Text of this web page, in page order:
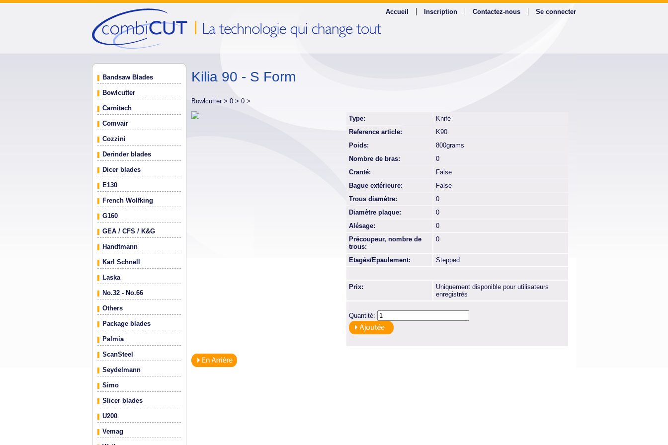
Se connecter
Contactez-nous
Inscription
Accueil
Bandsaw Blades
Bowlcutter
Carnitech
Comvair
Cozzini
Derinder blades
Dicer blades
E130
French Wolfking
G160
GEA / CFS / K&G
Handtmann
Karl Schnell
Laska
No.32 - No.66
Others
Package blades
Palmia
ScanSteel
Seydelmann
Simo
Slicer blades
U200
Vemag
Kilia 90 - S Form
Bowlcutter > 0 > 0 >
Type:
Knife
Reference article:
K90
Poids:
800grams
Nombre de bras:
0
Cranté:
False
Bague extérieure:
False
Trous diamètre:
0
Diamètre plaque:
0
Alésage:
0
Précoupeur, nombre de
trous:
0
Etagés/Epaulement: Stepped
Prix:
Uniquement disponible pour utilisateurs
enregistrés
Quantité: